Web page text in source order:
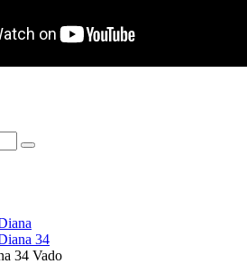
34
34 Vado